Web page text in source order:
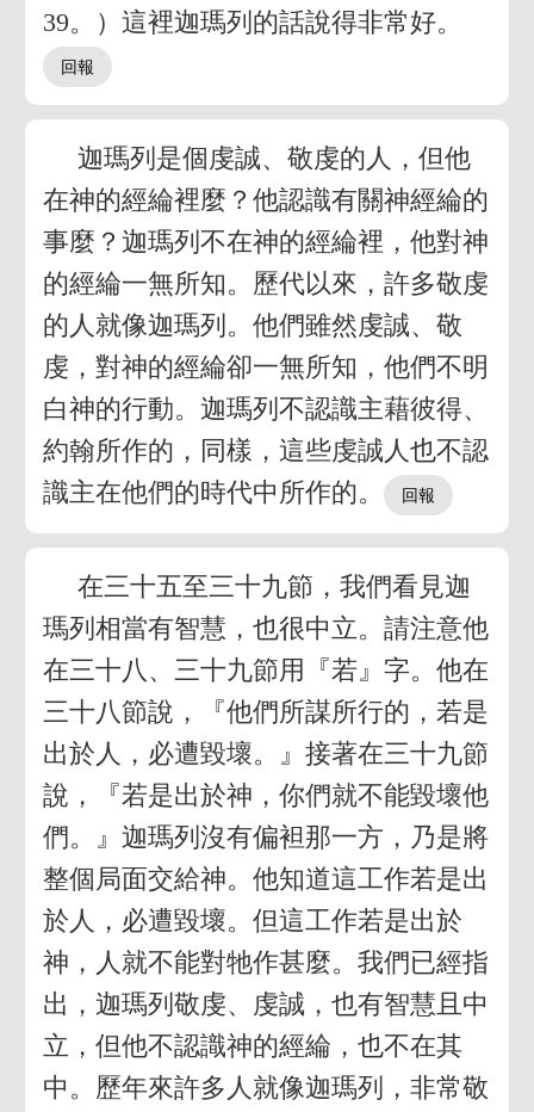
39。）這裡迦瑪列的話說得非常好。
迦瑪列是個虔誠、敬虔的人，但他
在神的經綸裡麼？他認識有關神經綸的
事麼？迦瑪列不在神的經綸裡，他對神
的經綸一無所知。歷代以來，許多敬虔
的人就像迦瑪列。他們雖然虔誠、敬
虔，對神的經綸卻一無所知，他們不明
白神的行動。迦瑪列不認識主藉彼得、
約翰所作的，同樣，這些虔誠人也不認
識主在他們的時代中所作的。
在三十五至三十九節，我們看見迦
瑪列相當有智慧，也很中立。請注意他
在三十八、三十九節用『若』字。他在
三十八節說，『他們所謀所行的，若是
出於人，必遭毀壞。』接著在三十九節
說，『若是出於神，你們就不能毀壞他
們。』迦瑪列沒有偏袒那一方，乃是將
整個局面交給神。他知道這工作若是出
於人，必遭毀壞。但這工作若是出於
神，人就不能對牠作甚麼。我們已經指
出，迦瑪列敬虔、虔誠，也有智慧且中
立，但他不認識神的經綸，也不在其
中。歷年來許多人就像迦瑪列，非常敬